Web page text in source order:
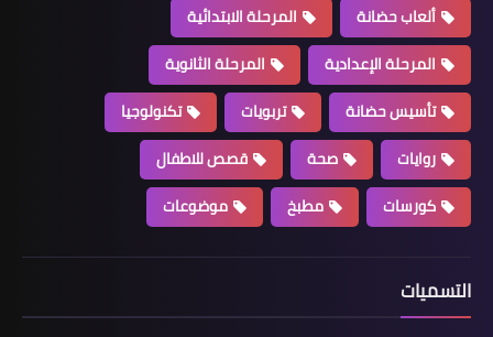
ألعاب حضانة
المرحلة الابتدائية
المرحلة الإعدادية
المرحلة الثانوية
تأسيس حضانة
تربويات
تكنولوجيا
روايات
صحة
قصص للاطفال
كورسات
مطبخ موضوعات
التسميات